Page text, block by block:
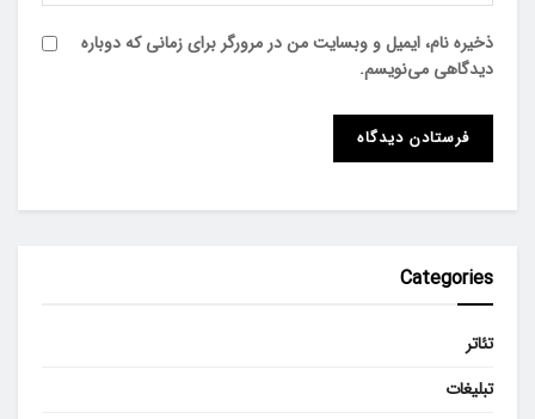
ذخیره نام، ایمیل و وبسایت من در مرورگر برای زمانی که دوباره
دیدگاهی می‌نویسم.
Categories
تئاتر
تبلیغات